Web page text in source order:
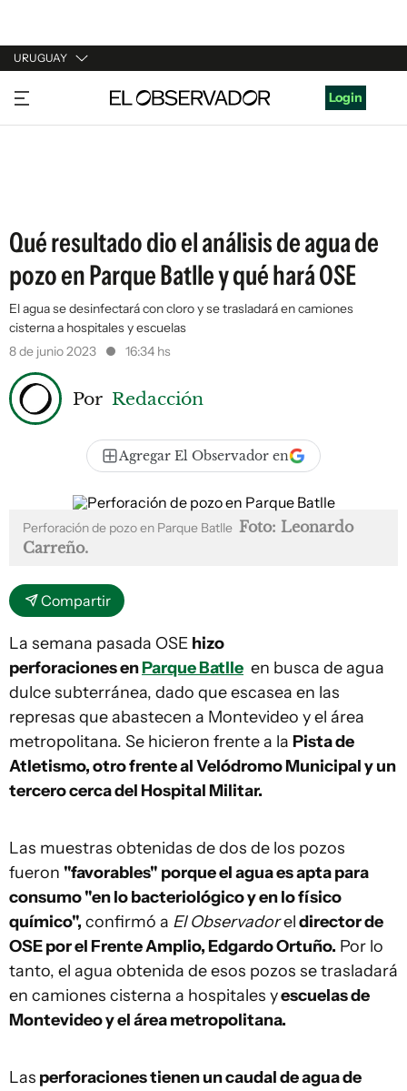
URUGUAY
URUGUAY
ARGENTINA
Login
Qué resultado dio el análisis de agua de
pozo en Parque Batlle y qué hará OSE
El agua se desinfectará con cloro y se trasladará en camiones
cisterna a hospitales y escuelas
8 de junio 2023
16:34 hs
Por Redacción
Agregar El Observador en
Perforación de pozo en Parque Batlle Foto: Leonardo
Carreño.
Compartir
La semana pasada OSE hizo
perforaciones enParque Batlle en busca de agua
dulce subterránea, dado que escasea en las
represas que abastecen a Montevideo y el área
metropolitana. Se hicieron frente a la Pista de
Atletismo, otro frente al Velódromo Municipal y un
tercero cerca del Hospital Militar.
Las muestras obtenidas de dos de los pozos
fueron "favorables" porque el agua es apta para
consumo "en lo bacteriológico y en lo físico
químico", confirmó a El Observadoreldirector de
OSE por el Frente Amplio, Edgardo Ortuño. Por lo
tanto, el agua obtenida de esos pozos se trasladará
en camiones cisterna a hospitales yescuelas de
Montevideo y el área metropolitana.
Las perforaciones tienen un caudal de agua de